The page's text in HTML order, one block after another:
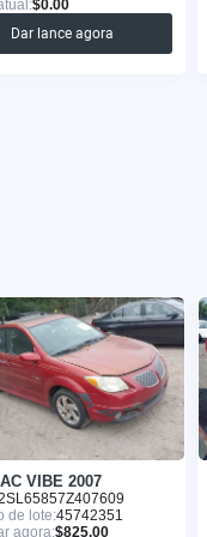
$0.00
Dar lance agora
VIBE 2007
de lote:45742351
agora:$825.00